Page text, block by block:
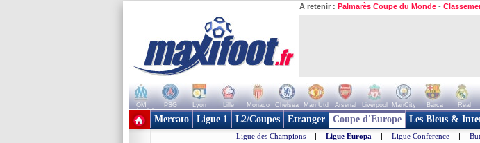
A retenir : Palmarès Coupe du Monde -
OM PSG Lyon Lille Monaco Chelsea Man Utd Arsenal Liverpool ManCity Barca Real
+ de clubs
Mercato Ligue 1 L2/Coupes Etranger Coupe d'Europe Les Bleus &
Ligue des Champions | Ligue Europa | Ligue Conference |